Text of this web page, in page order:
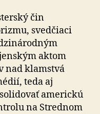
čin
svedčiaci
aktom
nad klamstvá
teda aj
americkú
na Stred­nom